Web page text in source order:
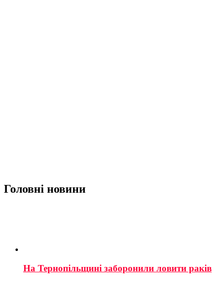
Головні новини
На Тернопільщині заборонили ловити раків